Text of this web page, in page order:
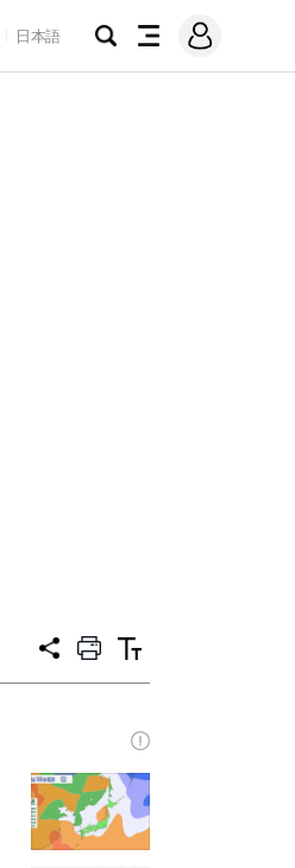
日本語
검
전
메
그
공
프
트
텍
트